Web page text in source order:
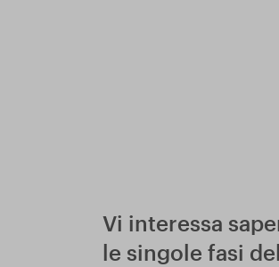
Vi interessa
le singole fasi